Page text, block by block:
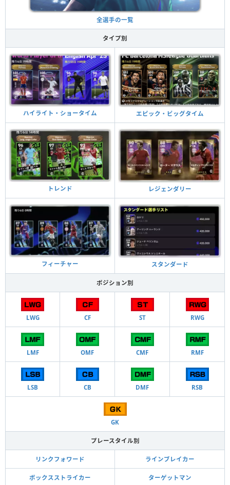
全選手の一覧
タイプ別
ハイライト・ショータイム エピック・ビッグタイム
トレンド レジェンダリー
フィーチャー スタンダード
ポジション別
LWG CF ST RWG
LMF OMF CMF RMF
LSB CB DMF RSB
GK
プレースタイル別
リンクフォワード ラインブレイカー
ボックスストライカー ターゲットマン